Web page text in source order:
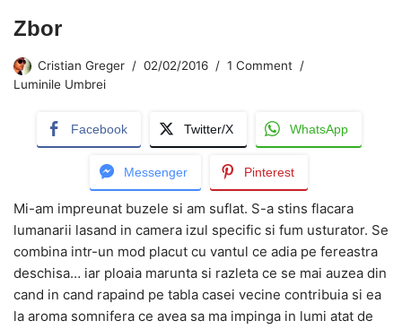
Zbor
Cristian Greger 02/02/2016
1 Comment
Luminile Umbrei
Facebook Twitter/X WhatsApp
Messenger Pinterest
Mi-am impreunat buzele si am suflat. S-a stins flacara
lumanarii lasand in camera izul specific si fum usturator. Se
combina intr-un mod placut cu vantul ce adia pe fereastra
deschisa… iar ploaia marunta si razleta ce se mai auzea din
cand in cand rapaind pe tabla casei vecine contribuia si ea
la aroma somnifera ce avea sa ma impinga in lumi atat de